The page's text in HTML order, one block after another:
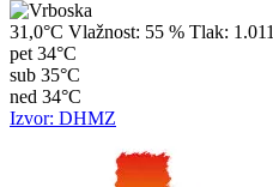
31,0°C Vlažnost: 55 % Tlak:
pet 34°C
sub 35°C
ned 34°C
Izvor: DHMZ